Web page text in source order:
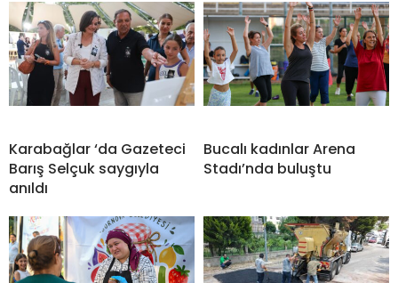
Karabağlar ‘da Gazeteci
Barış Selçuk saygıyla
anıldı
Bucalı kadınlar Arena
Stadı’nda buluştu